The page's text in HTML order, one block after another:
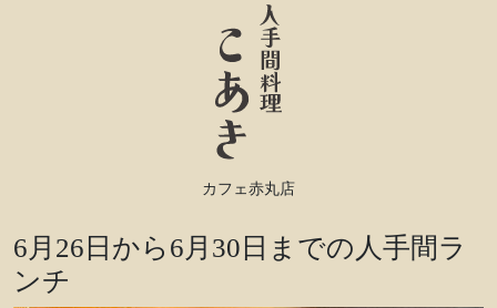
カフェ赤丸店
6月26日から6月30日までの人手間ラ
ンチ